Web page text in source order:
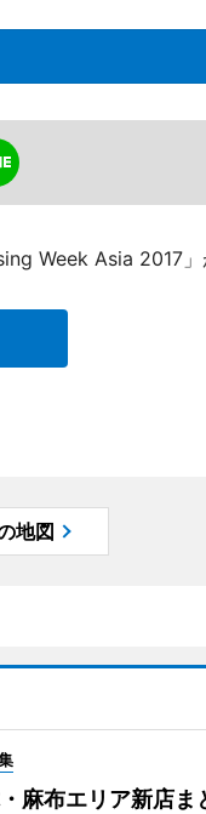
Week Asia 2017」
地図
麻布エリア新店ま